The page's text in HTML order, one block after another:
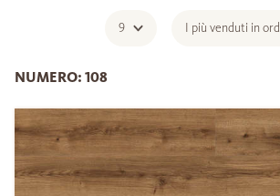
NUMERO: 108
9 I più venduti in